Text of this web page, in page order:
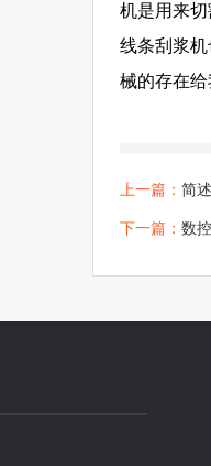
机是用来
线条刮浆
械的存在给
上一篇： 简
下一篇： 数